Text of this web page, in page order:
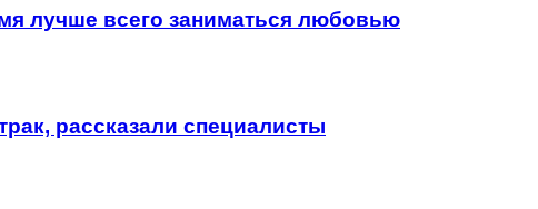
лучше всего заниматься любовью
рассказали специалисты